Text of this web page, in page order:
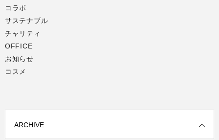
コラボ
サステナブル
チャリティ
OFFICE
お知らせ
コスメ
ARCHIVE